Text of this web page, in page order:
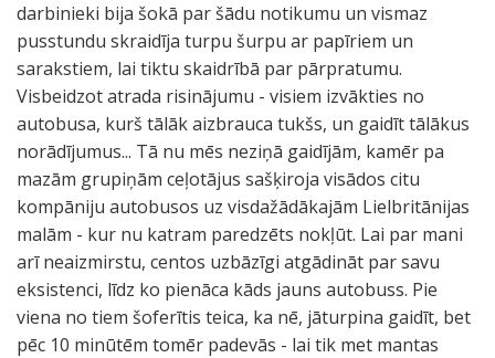
darbinieki bija šokā par šādu notikumu un vismaz
pusstundu skraidīja turpu šurpu ar papīriem un
sarakstiem, lai tiktu skaidrībā par pārpratumu.
Visbeidzot atrada risinājumu - visiem izvākties no
autobusa, kurš tālāk aizbrauca tukšs, un gaidīt tālākus
norādījumus... Tā nu mēs neziņā gaidījām, kamēr pa
mazām grupiņām ceļotājus sašķiroja visādos citu
kompāniju autobusos uz visdažādākajām Lielbritānijas
malām - kur nu katram paredzēts nokļūt. Lai par mani
arī neaizmirstu, centos uzbāzīgi atgādināt par savu
eksistenci, līdz ko pienāca kāds jauns autobuss. Pie
viena no tiem šoferītis teica, ka nē, jāturpina gaidīt, bet
pēc 10 minūtēm tomēr padevās - lai tik met mantas